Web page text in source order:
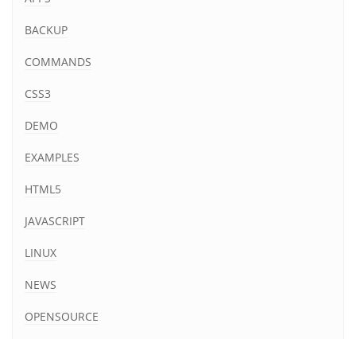
BACKUP
COMMANDS
CSS3
DEMO
EXAMPLES
HTML5
JAVASCRIPT
LINUX
NEWS
OPENSOURCE